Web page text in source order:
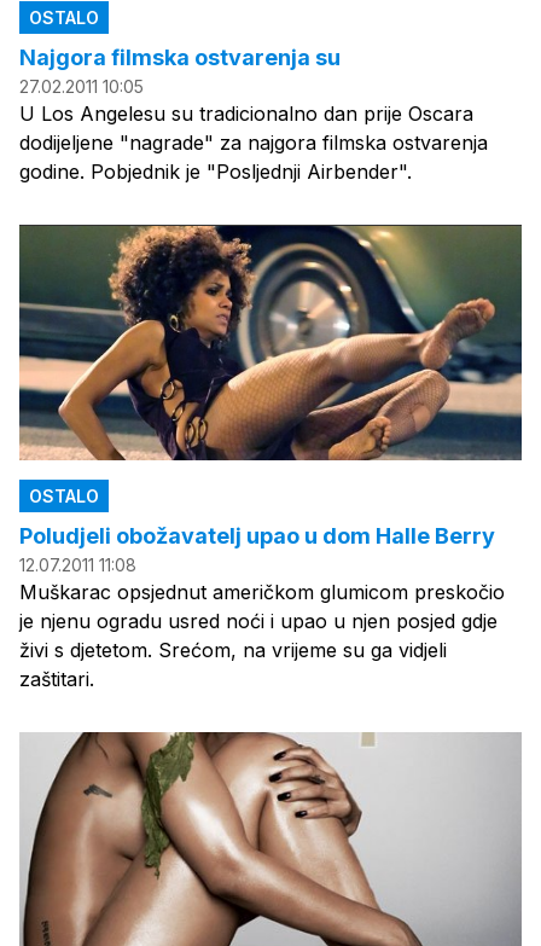
OSTALO
Najgora filmska ostvarenja su
27.02.2011 10:05
U Los Angelesu su tradicionalno dan prije Oscara
dodijeljene "nagrade" za najgora filmska ostvarenja
godine. Pobjednik je "Posljednji Airbender".
OSTALO
Poludjeli obožavatelj upao u dom Halle Berry
12.07.2011 11:08
Muškarac opsjednut američkom glumicom preskočio
je njenu ogradu usred noći i upao u njen posjed gdje
živi s djetetom. Srećom, na vrijeme su ga vidjeli
zaštitari.